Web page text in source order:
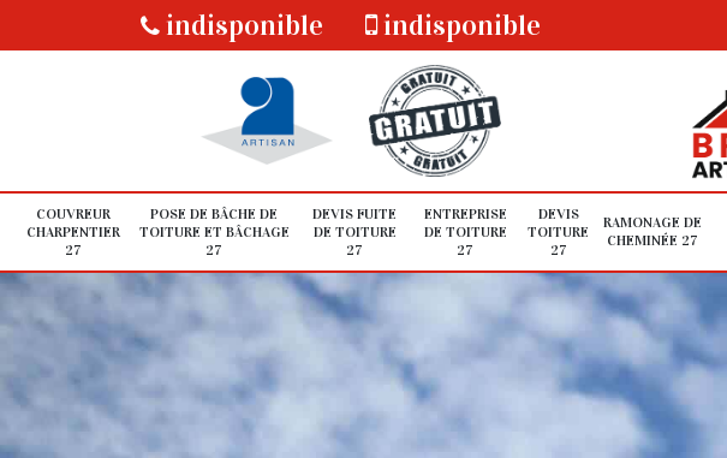
indisponible indisponible
COUVREUR
CHARPENTIER
27
POSE DE BÂCHE DE
TOITURE ET BÂCHAGE
27
DEVIS FUITE
DE TOITURE
27
ENTREPRISE
DE TOITURE
27
DEVIS
TOITURE
27
RAMONAGE DE
CHEMINÉE 27